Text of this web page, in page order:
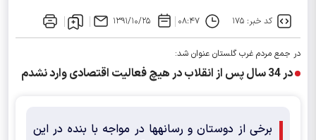
کد خبر: ۱۷۵ ۰۸:۴۷ ۱۳۹۱/۱۰/۲۵
در جمع مردم غرب گلستان عنوان شد:
در 34 سال پس از انقلاب در هیچ فعالیت اقتصادی وارد نشدم
برخی از دوستان و رسانه‎ها در مواجه با بنده در این